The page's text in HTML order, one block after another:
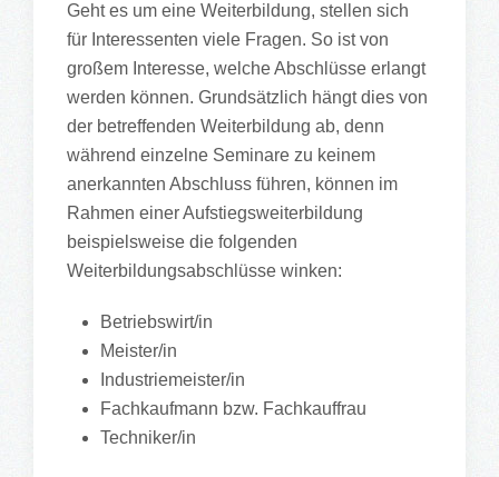
Geht es um eine Weiterbildung, stellen sich
für Interessenten viele Fragen. So ist von
großem Interesse, welche Abschlüsse erlangt
werden können. Grundsätzlich hängt dies von
der betreffenden Weiterbildung ab, denn
während einzelne Seminare zu keinem
anerkannten Abschluss führen, können im
Rahmen einer Aufstiegsweiterbildung
beispielsweise die folgenden
Weiterbildungsabschlüsse winken:
Betriebswirt/in
Meister/in
Industriemeister/in
Fachkaufmann bzw. Fachkauffrau
Techniker/in